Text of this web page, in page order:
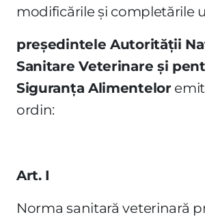
modificările şi completările
preşedintele Autorităţii
Sanitare Veterinare şi
Siguranţa Alimentelor
ordin:
Art. I
Norma sanitară veterinară